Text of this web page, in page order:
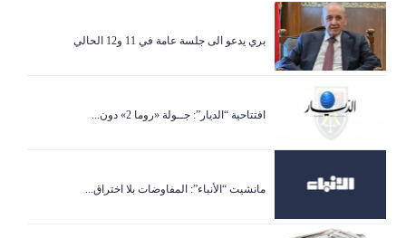
بري يدعو الى جلسة عامة في 11 و12 الحالي
افتتاحية “الديار”: جــولة «روما 2» دون...
مانشيت “الأنباء”: المفاوضات بلا اختراق...